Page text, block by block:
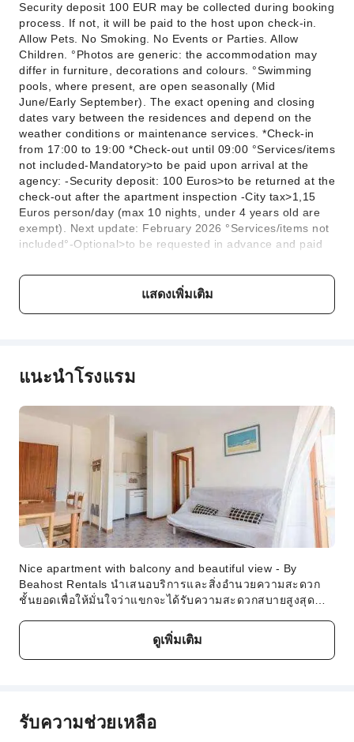
Security deposit 100 EUR may be collected during booking
process. If not, it will be paid to the host upon check-in.
Allow Pets. No Smoking. No Events or Parties. Allow
Children. °Photos are generic: the accommodation may
differ in furniture, decorations and colours. °Swimming
pools, where present, are open seasonally (Mid
June/Early September). The exact opening and closing
dates vary between the residences and depend on the
weather conditions or maintenance services. *Check-in
from 17:00 to 19:00 *Check-out until 09:00 °Services/items
not included-Mandatory>to be paid upon arrival at the
agency: -Security deposit: 100 Euros>to be returned at the
check-out after the apartment inspection -City tax>1,15
Euros person/day (max 10 nights, under 4 years old are
exempt). Next update: February 2026 °Services/items not
included°-Optional>to be requested in advance and paid
Final cleaning>you can choose to clean the property
yourself or buy the service: *studio: 50 Euros *1 bedroom
flat: 60 Euros *2 bedroom flat: 70 Euros *3 bedroom flat:
place: between 110 and 130 Euros/week (price subject to
change), depending on the beach (1 umbrella, 1 sunbed,
(please check the accommodation description), 1 pet only
on request: *studio: 45 Euros *1 bedroom flat: 55 Euros *2
bedroom flat: 65 Euros *3 bedroom flat: 75 Euros
นโยบายเด็กและเตียงเสริม
ที่พักนี้ไม่กำหนดอายุขั้นต่ำ สามารถพาเด็กทารกและเด็กวัยหัด
เดินเข้าพักได้
คำอธิบายค่าธรรมเนียม
ค่าธรรมเนียมขึ้นอยู่กับประเภทห้อง จำนวนแขก และแพ็กเกจ
ที่พัก และบางค่าธรรมเนียมต้องชำระที่โรงแรม โปรดดูราย
ละเอียดในประเภทห้องและคำอธิบายแพ็กเกจ
แสดงเพิ่มเติม
แนะนำโรงแรม
Nice apartment with balcony and beautiful view - By
Beahost Rentals นำเสนอบริการและสิ่งอำนวยความสะดวก
ชั้นยอดเพื่อให้มั่นใจว่าแขกจะได้รับความสะดวกสบายสูงสุด
ที่พักนี้ปลอดบุหรี่โดยสิ้นเชิงที่ Nice apartment with balcony
and beautiful view - By Beahost Rentals ห้องพักทุกห้องมีสิ่ง
อำนวยความสะดวกและอุปกรณ์ครบครันเพื่อให้มั่นใจถึงการเข้า
ประกอบด้วยห้องที่มีห้องนั่งเล่นแยกเป็นสัดส่วน หรือแม้แต่
ระเบียงหรือเฉลียง รับรองว่าการเข้าพักแต่ละครั้งจะได้รับ
ดูเพิ่มเติม
รับความช่วยเหลือ